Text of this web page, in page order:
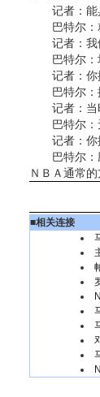
记者：能具
巴特尔：
记者：我们
巴特尔：场
记者：你
巴特尔：捧
记者：当
巴特尔：
记者：你捧
巴特尔：应
ＮＢＡ通常
■相关连接